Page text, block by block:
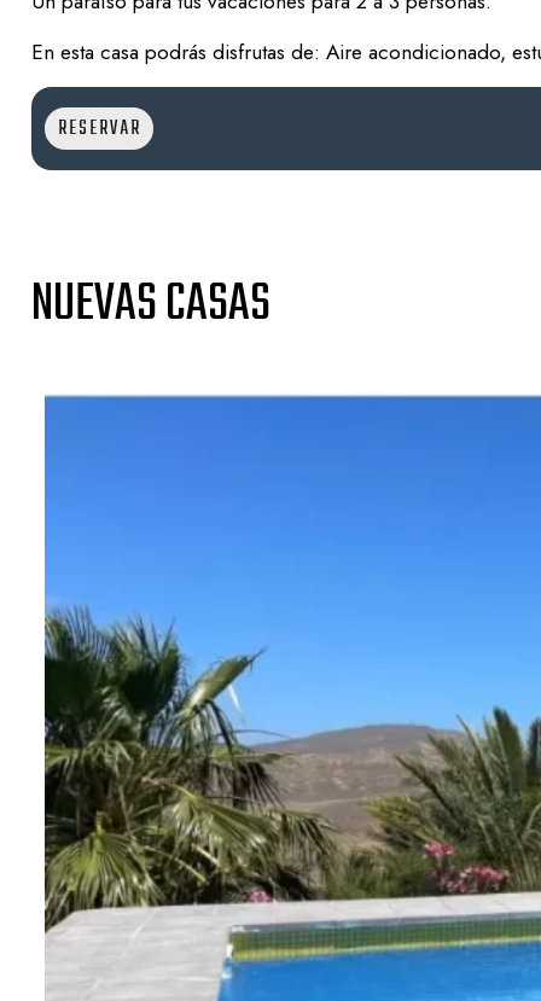
En esta casa podrás disfrutas de: Aire acondicionado,
RESERVAR
NUEVAS CASAS